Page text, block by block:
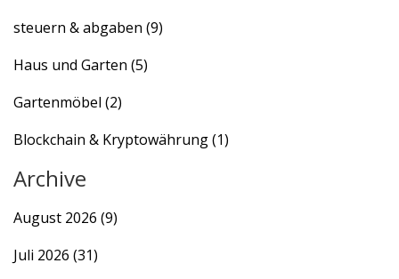
steuern & abgaben (9)
Haus und Garten (5)
Gartenmöbel (2)
Blockchain & Kryptowährung(1)
Archive
August 2026 (9)
Juli 2026 (31)